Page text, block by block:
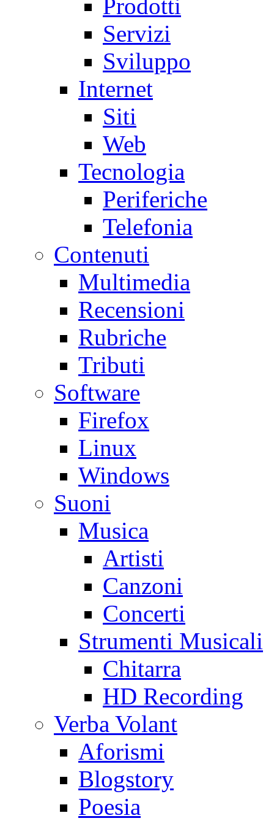
Prodotti
Servizi
Sviluppo
Internet
Siti
Web
Tecnologia
Periferiche
Telefonia
Contenuti
Multimedia
Recensioni
Rubriche
Tributi
Software
Firefox
Linux
Windows
Suoni
Musica
Artisti
Canzoni
Concerti
Strumenti Musicali
Chitarra
HD Recording
Verba Volant
Aforismi
Blogstory
Poesia